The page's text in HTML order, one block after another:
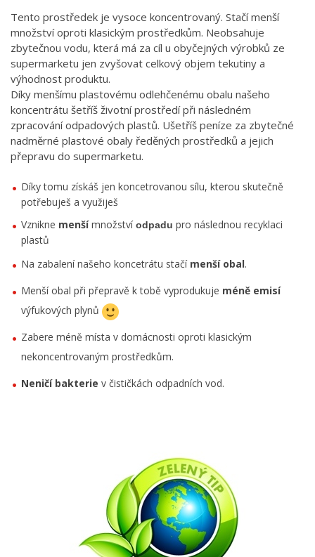
Tento prostředek je vysoce koncentrovaný. Stačí menší
množství oproti klasickým prostředkům. Neobsahuje
zbytečnou vodu, která má za cíl u obyčejných výrobků ze
supermarketu jen zvyšovat celkový objem tekutiny a
výhodnost produktu.
Díky menšímu plastovému odlehčenému obalu našeho
koncentrátu šetříš životní prostředí při následném
zpracování odpadových plastů. Ušetříš peníze za zbytečné
nadměrné plastové obaly ředěných prostředků a jejich
přepravu do supermarketu.
Díky tomu získáš jen koncetrovanou sílu, kterou skutečně
potřebuješ a využiješ
Vznikne menšímnožstvíodpadu pro následnou recyklaci
plastů
Na zabalení našeho koncetrátu stačí menšíobal.
Menší obal při přepravě k tobě vyprodukuje méně emisí
výfukových plynů
Zabere méně místa v domácnosti oproti klasickým
nekoncentrovaným prostředkům.
Neničí bakterie v čističkách odpadních vod.